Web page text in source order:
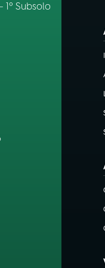
1º Subsolo